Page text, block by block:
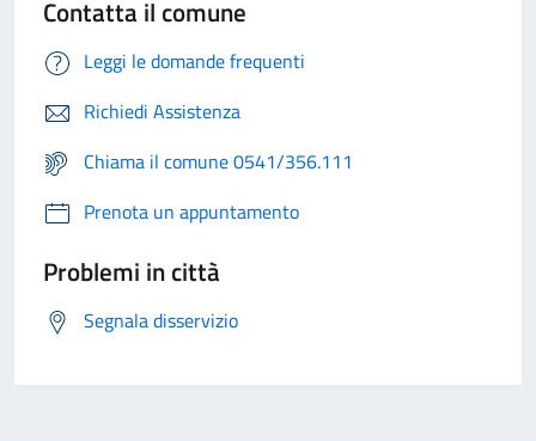
Contatta il comune
Leggi le domande frequenti
Richiedi Assistenza
Chiama il comune 0541/356.111
Prenota un appuntamento
Problemi in città
Segnala disservizio